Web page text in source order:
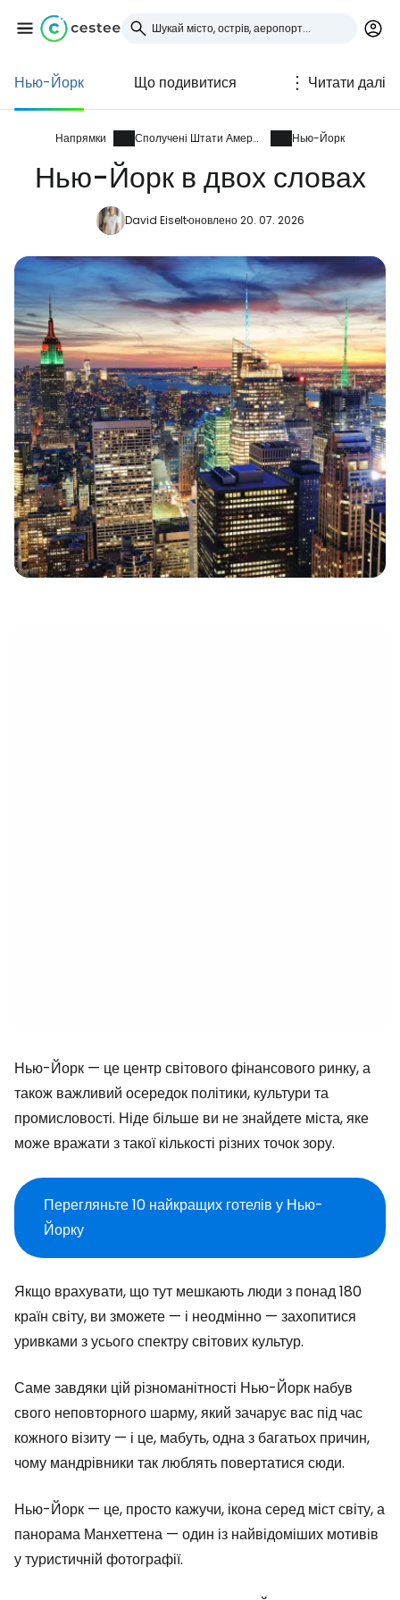
Нью-Йорк Що подивитися Читати далі
Напрямки Сполучені Штати Америки Нью-Йорк
Нью-Йорк в двох словах
David Eiseltоновлено 20. 07. 2026
Нью-Йорк — це центр світового фінансового ринку, а
також важливий осередок політики, культури та
промисловості. Ніде більше ви не знайдете міста, яке
може вражати з такої кількості різних точок зору.
Перегляньте 10 найкращих готелів у Нью-
Йорку
Якщо врахувати, що тут мешкають люди з понад 180
країн світу, ви зможете — і неодмінно — захопитися
уривками з усього спектру світових культур.
Саме завдяки цій різноманітності Нью-Йорк набув
свого неповторного шарму, який зачарує вас під час
кожного візиту — і це, мабуть, одна з багатьох причин,
чому мандрівники так люблять повертатися сюди.
Нью-Йорк — це, просто кажучи, ікона серед міст світу, а
панорама Манхеттена — один із найвідоміших мотивів
у туристичній фотографії.
Увійдіть до Cestee
... світова туристична спільнота
Продовжуйте з Google
Продовжуйте у Facebook
Продовжити з email